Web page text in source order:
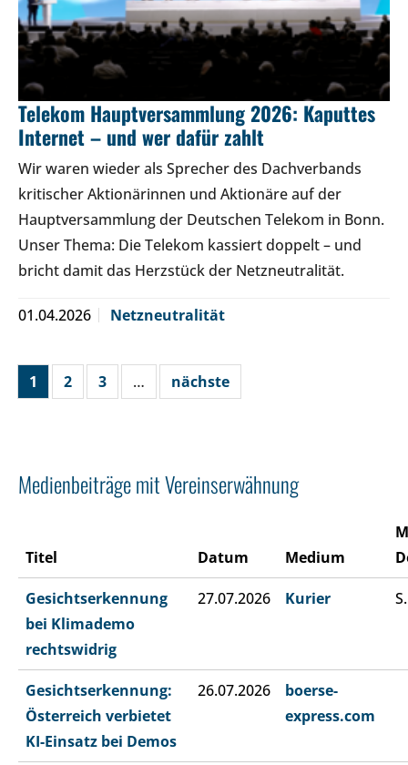
Telekom Hauptversammlung 2026: Kaputtes
Internet – und wer dafür zahlt
Wir waren wieder als Sprecher des Dachverbands
kritischer Aktionärinnen und Aktionäre auf der
Hauptversammlung der Deutschen Telekom in Bonn.
Unser Thema: Die Telekom kassiert doppelt – und
bricht damit das Herzstück der Netzneutralität.
01.04.2026 Netzneutralität
1 2 3 … nächste
Medienbeiträge mit Vereinserwähnung
Titel Datum Medium
Gesichtserkennung
bei Klimademo
rechtswidrig
27.07.2026 Kurier
Gesichtserkennung:
Österreich verbietet
KI-Einsatz bei Demos
26.07.2026
boerse-
express.com